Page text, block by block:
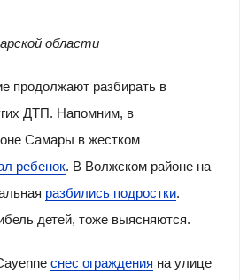
области
продолжают разбирать в
ДТП. Напомним, в
Самары в жестком
ребенок. В Волжском районе на
разбились подростки.
детей, тоже выясняются.
снес ограждения на улице